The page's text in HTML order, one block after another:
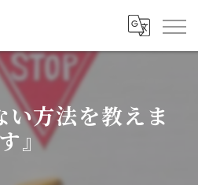
い方法を教えま
す』